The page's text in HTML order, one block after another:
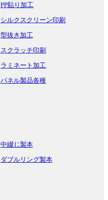
PP貼り加工
シルクスクリーン印刷
型抜き加工
スクラッチ印刷
ラミネート加工
パネル製品各種
中綴じ製本
ダブルリング製本